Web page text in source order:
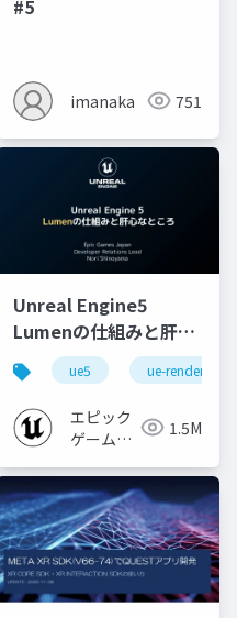
#5
imanaka 751
ue-beginner
Unreal Engine5
Lumenの仕組みと肝心
なところ
ue5 ue-rendering
エピック
ゲームズ
1.5M